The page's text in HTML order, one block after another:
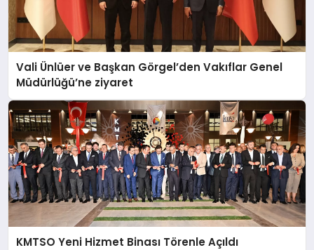
Vali Ünlüer ve Başkan Görgel’den Vakıflar Genel
Müdürlüğü’ne ziyaret
KMTSO Yeni Hizmet Binası Törenle Açıldı